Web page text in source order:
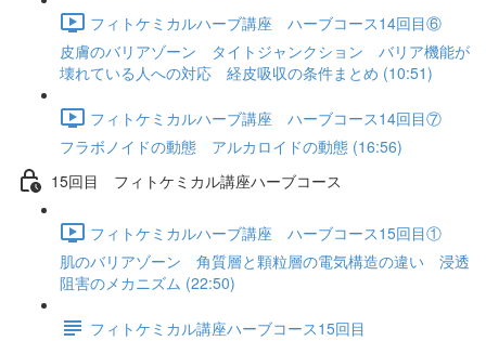
フィトケミカルハーブ講座 ハーブコース14回目⑥
皮膚のバリアゾーン タイトジャンクション バリア機能が
壊れている人への対応 経皮吸収の条件まとめ (10:51)
フィトケミカルハーブ講座 ハーブコース14回目⑦
フラボノイドの動態 アルカロイドの動態 (16:56)
15回目 フィトケミカル講座ハーブコース
フィトケミカルハーブ講座 ハーブコース15回目①
肌のバリアゾーン 角質層と顆粒層の電気構造の違い 浸透
阻害のメカニズム (22:50)
フィトケミカル講座ハーブコース15回目